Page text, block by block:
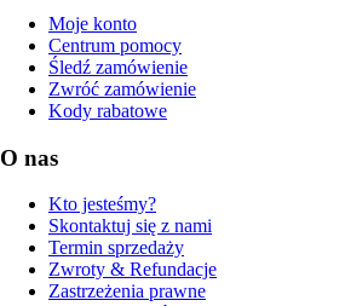
Moje konto
Centrum pomocy
Śledź zamówienie
Zwróć zamówienie
Kody rabatowe
O nas
Kto jesteśmy?
Skontaktuj się z nami
Termin sprzedaży
Zwroty & Refundacje
Zastrzeżenia prawne